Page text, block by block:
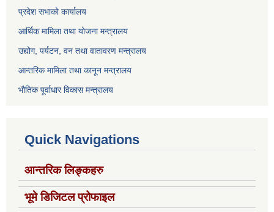
प्रदेश सभाको कार्यालय
आर्थिक मामिला तथा योजना मन्त्रालय
उद्योग, पर्यटन, वन तथा वातावरण मन्त्रालय
आन्तरिक मामिला तथा कानून मन्त्रालय
भौतिक पूर्वाधार विकास मन्त्रालय
Quick Navigations
आन्तरिक लिङ्कहरु
भूमे डिजिटल प्रोफाइल